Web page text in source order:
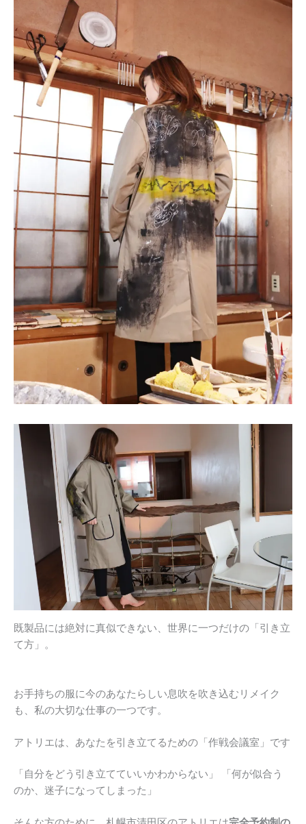
既製品には絶対に真似できない、世界に一つだけの「引き立
て方」。
お手持ちの服に今のあなたらしい息吹を吹き込むリメイク
も、私の大切な仕事の一つです。
アトリエは、あなたを引き立てるための「作戦会議室」です
「自分をどう引き立てていいかわからない」 「何が似合う
のか、迷子になってしまった」